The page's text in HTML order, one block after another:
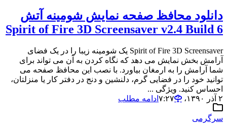
دانلود محافظ صفحه نمایش شومینه آتش
Spirit of Fire 3D Screensaver v2.4 Build 6
Spirit of Fire 3D Screensaver یک شومینه زیبا را در یک فضای
آرامش بخش نمایش می دهد که نگاه کردن به آن می تواند برای
شما آرامش را به ارمغان بیاورد. با نصب این محافظ صفحه می
توانید خود را در فضایی گرم، دلنشین و دنج در دفتر کار یا منزلتان،
احساس کنید. ویژگی ...
۲ آذر ۱۳۹۰،‏ ۷:۲۷
ادامه مطلب
سرگرمی